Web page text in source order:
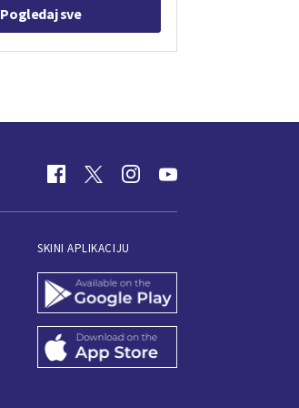
Pogledaj sve
SKINI APLIKACIJU